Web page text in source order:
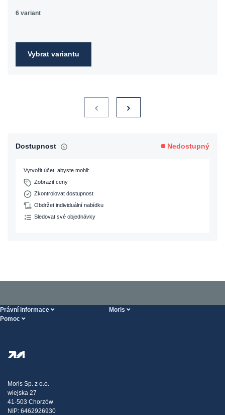
6 variant
Vybrat variantu
Dostupnost Nedostupný
Vytvořit účet, abyste mohli:
Zobrazit ceny
Zkontrolovat dostupnost
Obdržet individuální nabídku
Sledovat své objednávky
Právní informace Moris
Pomoc
Doprava
Stížnosti
Moris Sp. z o.o.
wiejska 27
41-503 Chorzów
NIP: 6462926930